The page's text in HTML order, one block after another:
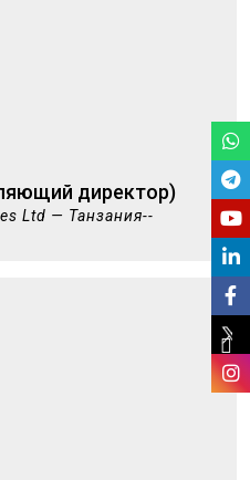
директор)
Ltd — Танзания--